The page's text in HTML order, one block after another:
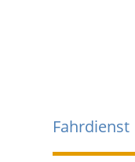
Fahrdienst